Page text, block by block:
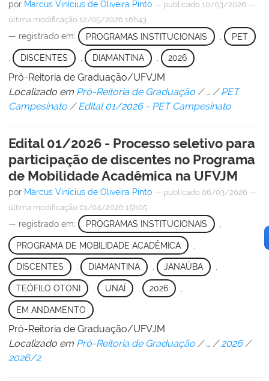
por Marcus Vinícius de Oliveira Pinto — publicado 10/03/2026 —
última modificação 12/05/2026 16h43
— registrado em: PROGRAMAS INSTITUCIONAIS PET
, DISCENTES , DIAMANTINA , 2026
Pró-Reitoria de Graduação/UFVJM
Localizado em Pró-Reitoria de Graduação /… /PET
Campesinato /Edital 01/2026 - PET Campesinato
Edital 01/2026 - Processo seletivo para
participação de discentes no Programa
de Mobilidade Acadêmica na UFVJM
por Marcus Vinícius de Oliveira Pinto — publicado 06/03/2026 —
última modificação 01/04/2026 15h05
— registrado em: PROGRAMAS INSTITUCIONAIS
PROGRAMA DE MOBILIDADE ACADÊMICA
DISCENTES , DIAMANTINA , JANAÚBA ,
TEÓFILO OTONI UNAÍ 2026
EM ANDAMENTO
Pró-Reitoria de Graduação/UFVJM
Localizado em Pró-Reitoria de Graduação /… /2026 /
2026/2